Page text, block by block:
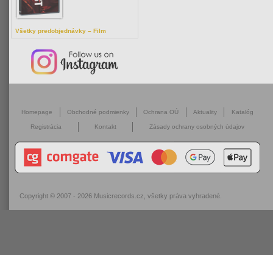
Všetky predobjednávky – Film
Homepage Obchodné podmienky Ochrana OÚ Aktuality Katalóg
Registrácia Kontakt Zásady ochrany osobných údajov
Copyright © 2007 - 2026 Musicrecords.cz , všetky práva vyhradené.